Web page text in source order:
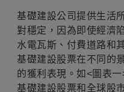
基礎建設公司提供生活
對穩定，因為即使經濟
水電瓦斯、付費道路和
基礎建設股票在不同的
的獲利表現。如<圖表
基礎建設股票和全球股